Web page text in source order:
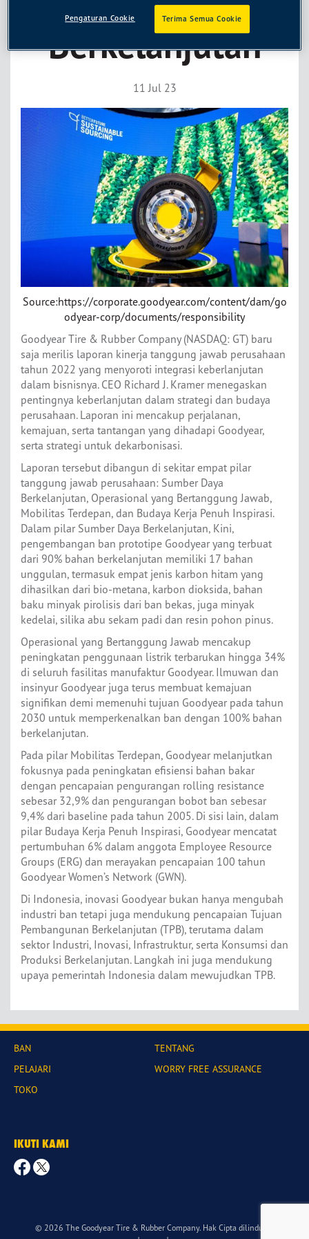
Berkelanjutan
11 Jul 23
Source:https://corporate.goodyear.com/content/dam/go
odyear-corp/documents/responsibility
Goodyear Tire & Rubber Company (NASDAQ: GT) baru
saja merilis laporan kinerja tanggung jawab perusahaan
tahun 2022 yang menyoroti integrasi keberlanjutan
dalam bisnisnya. CEO Richard J. Kramer menegaskan
pentingnya keberlanjutan dalam strategi dan budaya
perusahaan. Laporan ini mencakup perjalanan,
kemajuan, serta tantangan yang dihadapi Goodyear,
serta strategi untuk dekarbonisasi.
Laporan tersebut dibangun di sekitar empat pilar
tanggung jawab perusahaan: Sumber Daya
Berkelanjutan, Operasional yang Bertanggung Jawab,
Mobilitas Terdepan, dan Budaya Kerja Penuh Inspirasi.
Dalam pilar Sumber Daya Berkelanjutan, Kini,
pengembangan ban prototipe Goodyear yang terbuat
dari 90% bahan berkelanjutan memiliki 17 bahan
unggulan, termasuk empat jenis karbon hitam yang
dihasilkan dari bio-metana, karbon dioksida, bahan
baku minyak pirolisis dari ban bekas, juga minyak
kedelai, silika abu sekam padi dan resin pohon pinus.
Operasional yang Bertanggung Jawab mencakup
peningkatan penggunaan listrik terbarukan hingga 34%
di seluruh fasilitas manufaktur Goodyear. Ilmuwan dan
insinyur Goodyear juga terus membuat kemajuan
signifikan demi memenuhi tujuan Goodyear pada tahun
2030 untuk memperkenalkan ban dengan 100% bahan
berkelanjutan.
Pada pilar Mobilitas Terdepan, Goodyear melanjutkan
fokusnya pada peningkatan efisiensi bahan bakar
dengan pencapaian pengurangan rolling resistance
sebesar 32,9% dan pengurangan bobot ban sebesar
9,4% dari baseline pada tahun 2005. Di sisi lain, dalam
pilar Budaya Kerja Penuh Inspirasi, Goodyear mencatat
pertumbuhan 6% dalam anggota Employee Resource
Groups (ERG) dan merayakan pencapaian 100 tahun
Goodyear Women’s Network (GWN).
Di Indonesia, inovasi Goodyear bukan hanya mengubah
industri ban tetapi juga mendukung pencapaian Tujuan
Pembangunan Berkelanjutan (TPB), terutama dalam
sektor Industri, Inovasi, Infrastruktur, serta Konsumsi dan
Produksi Berkelanjutan. Langkah ini juga mendukung
upaya pemerintah Indonesia dalam mewujudkan TPB.
BAN
PELAJARI
TOKO
TENTANG
WORRY FREE ASSURANCE
IKUTI KAMI
© 2026 The Goodyear Tire & Rubber Company. Hak Cipta dilindungi
Terima Semua Cookie
Pengaturan Cookie